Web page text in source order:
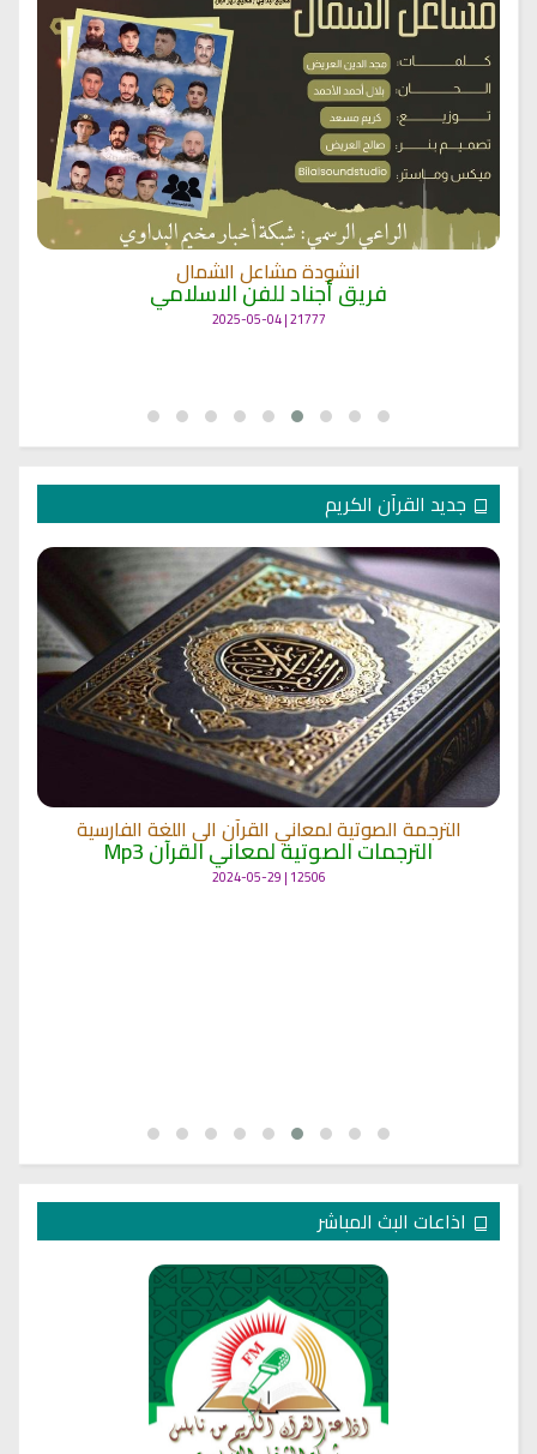
انشودة مشاعل الشمال
فريق أجناد للفن الاسلامي
21777 | 2025-05-04
جديد القرآن الكريم
الترجمة الصوتية لمعاني القرآن الى اللغة الفارسية
الترجمات الصوتية لمعاني القرآن Mp3
12506 | 2024-05-29
اذاعات البث المباشر